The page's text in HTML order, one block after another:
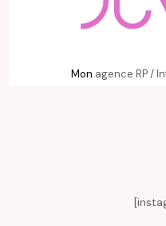
Mon agence RP /